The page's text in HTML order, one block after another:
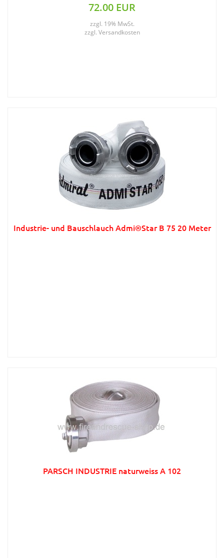
72.00 EUR
zzgl. 19% MwSt.
zzgl. Versandkosten
Industrie- und Bauschlauch Admi®Star B 75 20 Meter
PARSCH INDUSTRIE naturweiss A 102